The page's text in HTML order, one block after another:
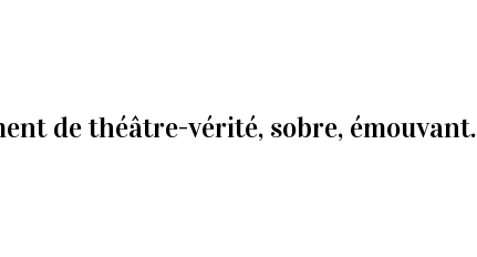
de théâtre-vérité, sobre, émouvant.